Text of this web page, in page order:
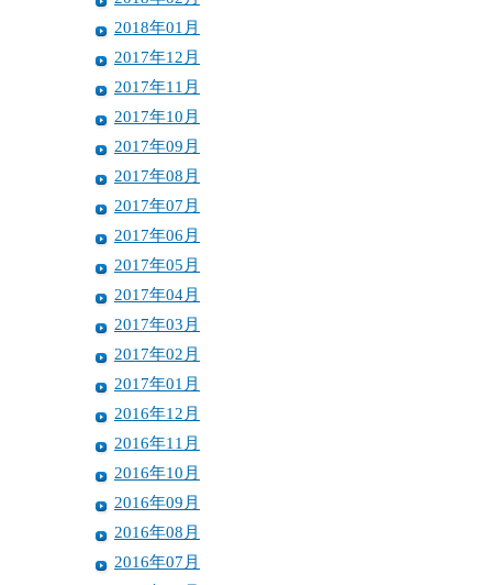
2018年01月
2017年12月
2017年11月
2017年10月
2017年09月
2017年08月
2017年07月
2017年06月
2017年05月
2017年04月
2017年03月
2017年02月
2017年01月
2016年12月
2016年11月
2016年10月
2016年09月
2016年08月
2016年07月